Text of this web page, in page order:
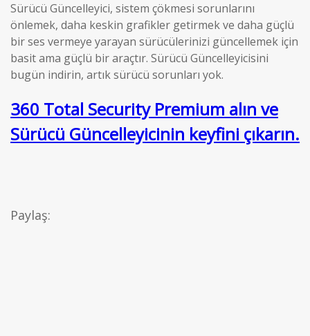
Sürücü Güncelleyici, sistem çökmesi sorunlarını
önlemek, daha keskin grafikler getirmek ve daha güçlü
bir ses vermeye yarayan sürücülerinizi güncellemek için
basit ama güçlü bir araçtır. Sürücü Güncelleyicisini
bugün indirin, artık sürücü sorunları yok.
360 Total Security Premium alın ve
Sürücü Güncelleyicinin keyfini çıkarın.
Paylaş: